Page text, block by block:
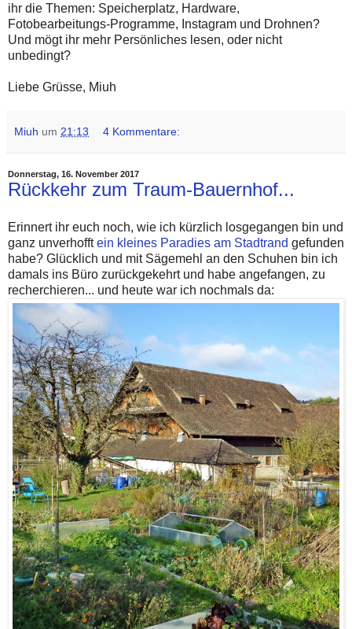
ihr die Themen: Speicherplatz, Hardware,
Fotobearbeitungs-Programme, Instagram und Drohnen?
Und mögt ihr mehr Persönliches lesen, oder nicht
unbedingt?
Liebe Grüsse, Miuh
Miuh um 21:13 4 Kommentare:
Donnerstag, 16. November 2017
Rückkehr zum Traum-Bauernhof...
Erinnert ihr euch noch, wie ich kürzlich losgegangen bin und
ganz unverhofftein kleines Paradies am Stadtrand gefunden
habe? Glücklich und mit Sägemehl an den Schuhen bin ich
damals ins Büro zurückgekehrt und habe angefangen, zu
recherchieren... und heute war ich nochmals da: